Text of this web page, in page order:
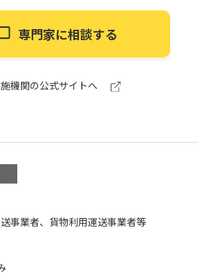
専門家に相談する
機関の公式サイトへ
事業者、貨物利用運送事業者等